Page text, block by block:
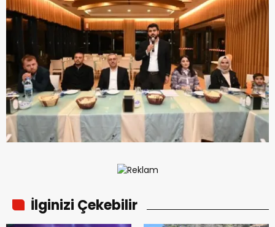
İlginizi Çekebilir